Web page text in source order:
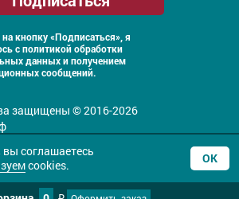
кнопку «Подписаться», я
с политикой обработки
данных и получением
сообщений.
защищены © 2016-2026
соглашаетесь
cookies. ОК